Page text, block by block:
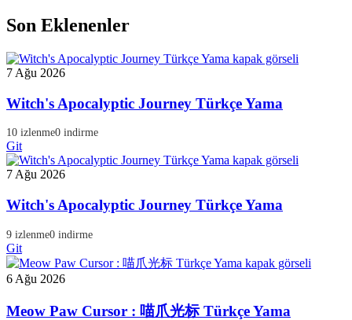
Son Eklenenler
7 Ağu 2026
Witch's Apocalyptic Journey Türkçe Yama
10 izlenme0 indirme
Git
7 Ağu 2026
Witch's Apocalyptic Journey Türkçe Yama
9 izlenme0 indirme
Git
6 Ağu 2026
Meow Paw Cursor : 喵爪光标 Türkçe Yama